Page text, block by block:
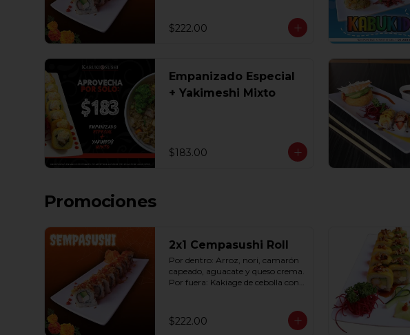
$222.00
Empanizado Especial
+ Yakimeshi Mixto
$183.00
Promociones
2x1 Cempasushi Roll
Por dentro: Arroz, nori, camarón
capeado, aguacate y queso crema.
Por fuera: Kakiage de cebolla con
$222.00